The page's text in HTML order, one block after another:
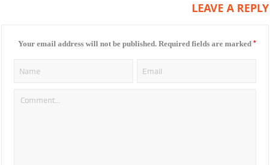
LEAVE A REPLY
Your email address will not be published. Required fields are marked *